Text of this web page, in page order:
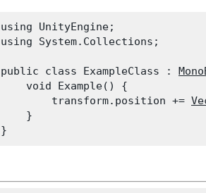
using UnityEngine;
using System.Collections;
public class ExampleClass :
    void Example() {
        transform.position +=
    }